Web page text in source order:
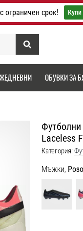
ограничен срок! Купи
Търсене
ОБУВКИ ЗА
Laceless
Категория:
Мъжки,